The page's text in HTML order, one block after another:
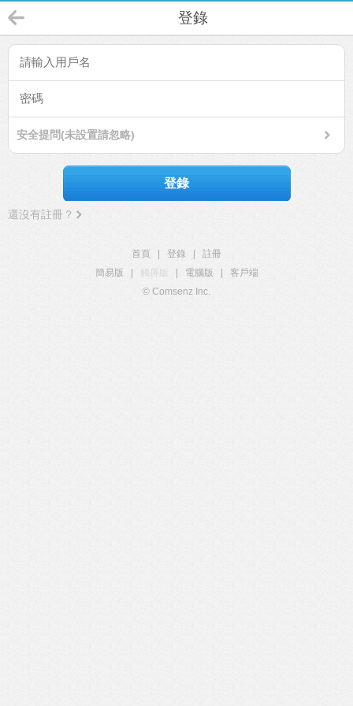
登錄
安全提問(未設置請忽略)
登錄
還沒有註冊？
首頁 登錄
註冊
簡易版
觸屏版 電腦版
客戶端
© Comsenz Inc.